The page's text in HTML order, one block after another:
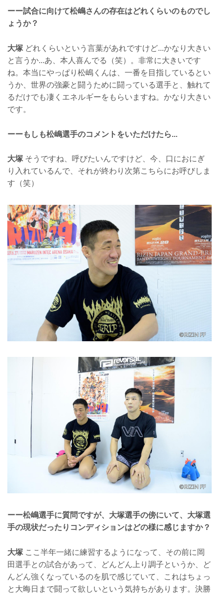
ーー試合に向けて松嶋さんの存在はどれくらいのものでし
ょうか？
大塚 どれくらいという言葉があれですけど...かなり大きい
と言うか...あ、本人喜んでる（笑）。非常に大きいです
ね。本当にやっぱり松嶋くんは、一番を目指しているとい
うか、世界の強豪と闘うために闘っている選手と、触れて
るだけでも凄くエネルギーをもらいますね。かなり大きい
です。
ーーもしも松嶋選手のコメントをいただけたら...
大塚 そうですね、呼びたいんですけど、今、口におにぎ
り入れているんで、それが終わり次第こちらにお呼びしま
す（笑）
ーー松嶋選手に質問ですが、大塚選手の傍にいて、大塚選
手の現状だったりコンディションはどの様に感じますか？
大塚 ここ半年一緒に練習するようになって、その前に岡
田選手との試合があって、どんどん上り調子というか、ど
んどん強くなっているのを肌で感じていて、これはちょっ
と大晦日まで闘って欲しいという気持ちがあります。決勝